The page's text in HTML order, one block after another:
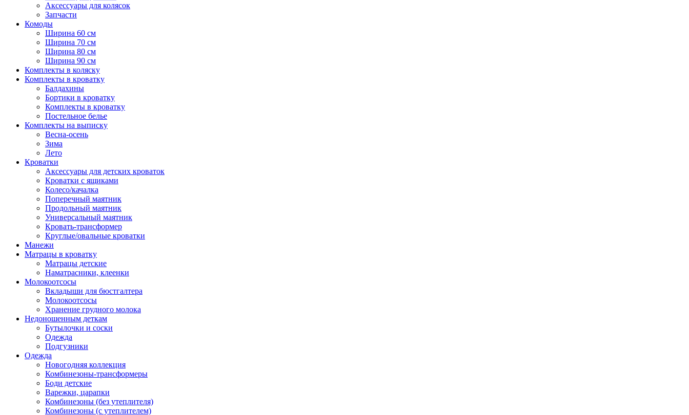
Аксессуары для колясок
Запчасти
Комоды
Ширина 60 см
Ширина 70 см
Ширина 80 см
Ширина 90 см
Комплекты в коляску
Комплекты в кроватку
Балдахины
Бортики в кроватку
Комплекты в кроватку
Постельное белье
Комплекты на выписку
Весна-осень
Зима
Лето
Кроватки
Аксессуары для детских кроваток
Кроватки с ящиками
Колесо/качалка
Поперечный маятник
Продольный маятник
Универсальный маятник
Кровать-трансформер
Круглые/овальные кроватки
Манежи
Матрацы в кроватку
Матрацы детские
Наматрасники, клеенки
Молокоотсосы
Вкладыши для бюстгалтера
Молокоотсосы
Хранение грудного молока
Недоношенным деткам
Бутылочки и соски
Одежда
Подгузники
Одежда
Новогодняя коллекция
Комбинезоны-трансформеры
Боди детские
Варежки, царапки
Комбинезоны (без утеплителя)
Комбинезоны (с утеплителем)